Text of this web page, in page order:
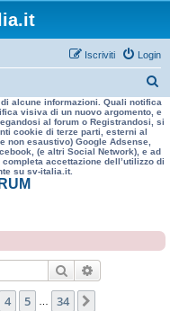
Login
Iscriviti
e
r
a
alcune informazioni. Quali notifica
visiva di un nuovo argomento, e
al forum o Registrandosi, si
cookie di terze parti, esterni al
non esaustivo) Google Adsense,
(e altri Social Network), e ad
accettazione dell’utilizzo di
su sv-italia.it.
Cerca
344 5 34